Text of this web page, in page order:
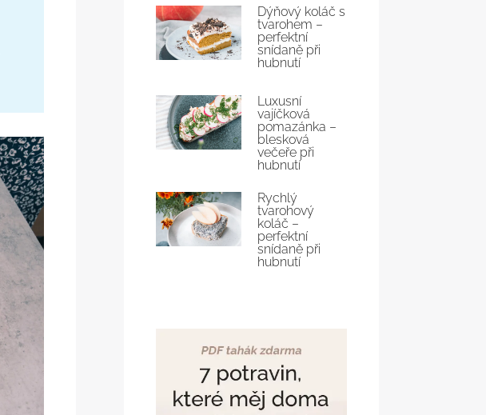
Dýňový koláč s
tvarohem –
perfektní
snídaně při
hubnutí
Luxusní
vajíčková
pomazánka –
blesková
večeře při
hubnutí
Rychlý
tvarohový
koláč –
perfektní
snídaně při
hubnutí